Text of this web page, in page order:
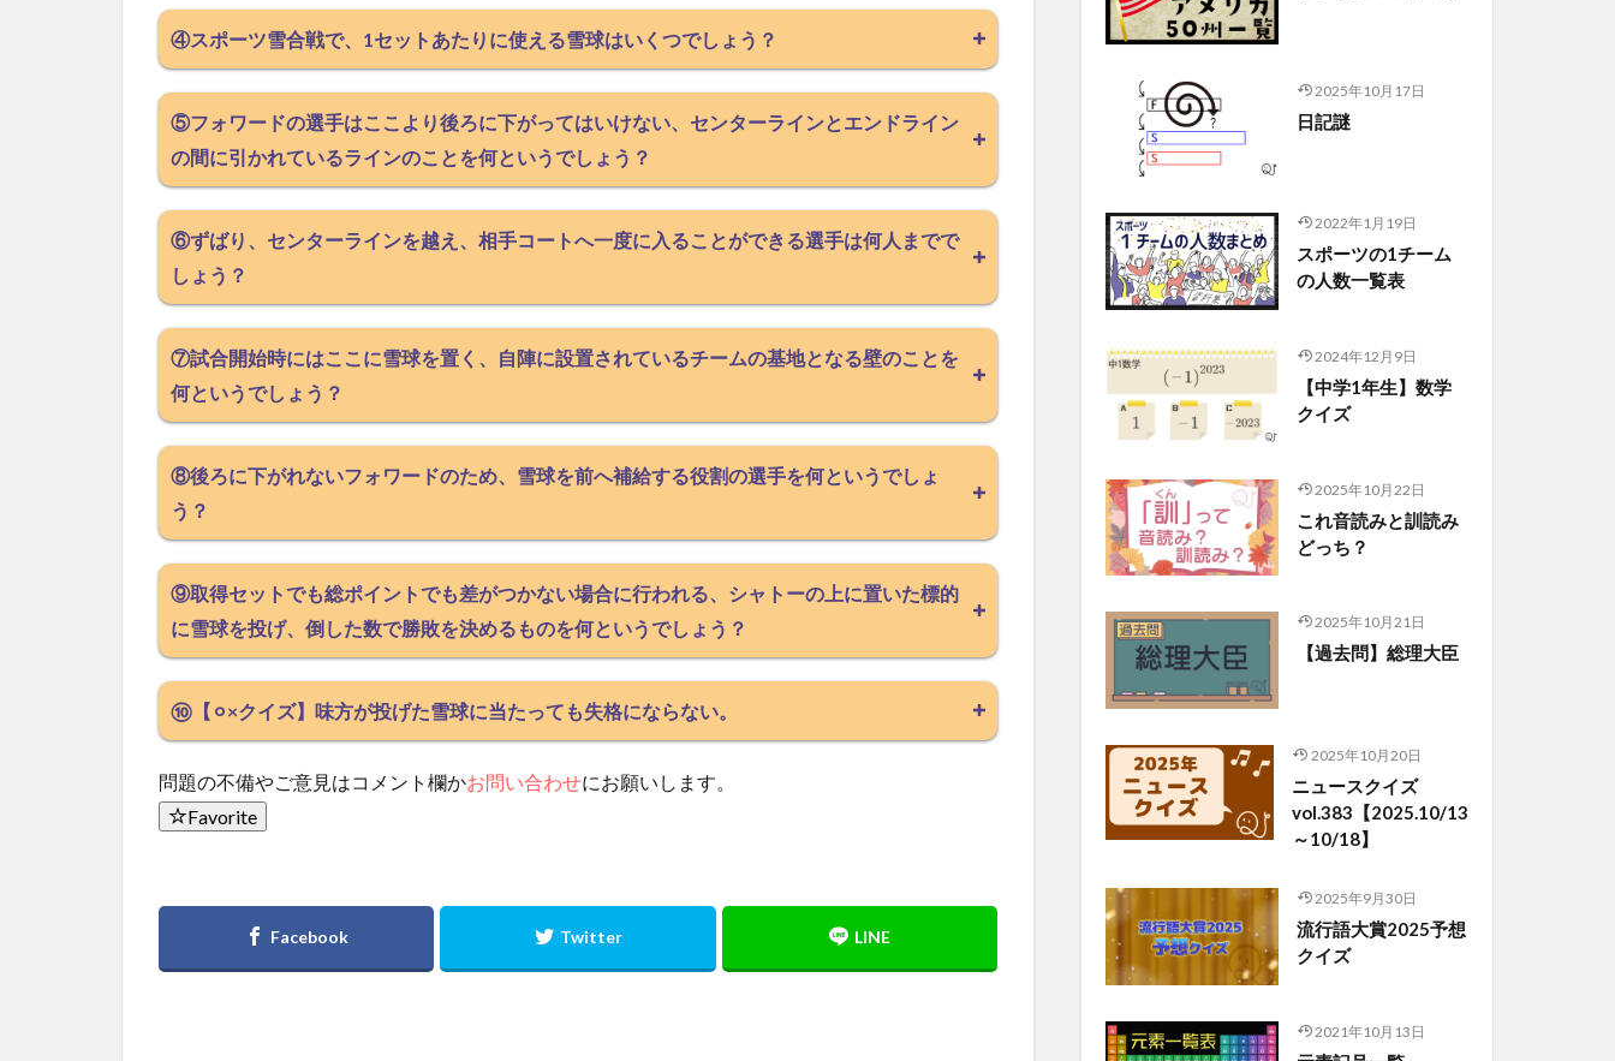
④スポーツ雪合戦で、1セットあたりに使える雪球はいくつでしょう？
⑤フォワードの選手はここより後ろに下がってはいけない、センターラインとエンドライン
の間に引かれているラインのことを何というでしょう？
⑥ずばり、センターラインを越え、相手コートへ一度に入ることができる選手は何人までで
しょう？
⑦試合開始時にはここに雪球を置く、自陣に設置されているチームの基地となる壁のことを
何というでしょう？
⑧後ろに下がれないフォワードのため、雪球を前へ補給する役割の選手を何というでしょ
う？
⑨取得セットでも総ポイントでも差がつかない場合に行われる、シャトーの上に置いた標的
に雪球を投げ、倒した数で勝敗を決めるものを何というでしょう？
⑩【⚪︎×クイズ】味方が投げた雪球に当たっても失格にならない。
問題の不備やご意見はコメント欄かお問い合わせにお願いします。
Favorite
2025年10月17日
日記謎
2022年1月19日
スポーツの1チーム
の人数一覧表
2024年12月9日
【中学1年生】数学
クイズ
2025年10月22日
これ音読みと訓読み
どっち？
2025年10月21日
【過去問】総理大臣
2025年10月20日
ニュースクイズ
vol.383【2025.10/13
～10/18】
2025年9月30日
流行語大賞2025予想
クイズ
2021年10月13日